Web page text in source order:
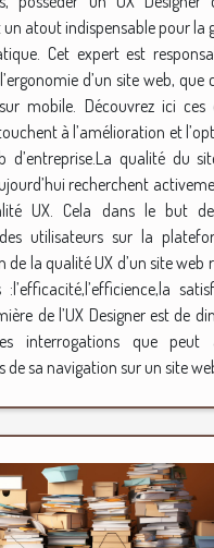
un atout indispensable pour la
Cet expert est
d’un site web, que
mobile. Découvrez ici ces
à l’amélioration et
d’entreprise.La qualité du
recherchent
UX. Cela dans le but
des utilisateurs sur la
de la qualité UX d’un site web
de l’UX Designer est de
interrogations que peut
sa navigation sur un site